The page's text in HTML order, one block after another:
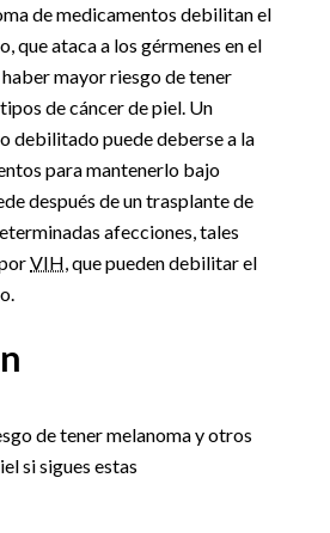
de medicamentos debilitan el
que ataca a los gérmenes en el
mayor riesgo de tener
de cáncer de piel. Un
debilitado puede deberse a la
para mantenerlo bajo
después de un trasplante de
afecciones, tales
VIH , que pueden debilitar el
de tener melanoma y otros
si sigues estas